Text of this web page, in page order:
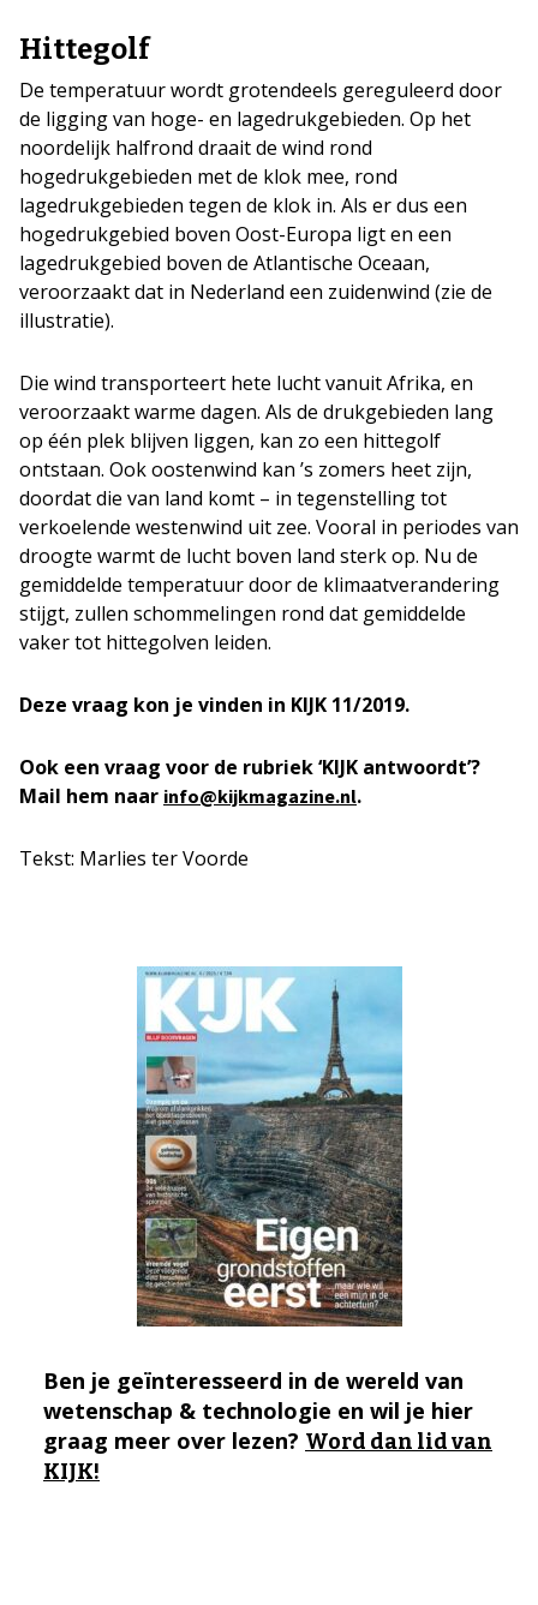
Hittegolf
De temperatuur wordt grotendeels gereguleerd door
de ligging van hoge- en lagedrukgebieden. Op het
noordelijk halfrond draait de wind rond
hogedrukgebieden met de klok mee, rond
lagedrukgebieden tegen de klok in. Als er dus een
hogedrukgebied boven Oost-Europa ligt en een
lagedrukgebied boven de Atlantische Oceaan,
veroorzaakt dat in Nederland een zuidenwind (zie de
illustratie).
Die wind transporteert hete lucht vanuit Afrika, en
veroorzaakt warme dagen. Als de drukgebieden lang
op één plek blijven liggen, kan zo een hittegolf
ontstaan. Ook oostenwind kan ’s zomers heet zijn,
doordat die van land komt – in tegenstelling tot
verkoelende westenwind uit zee. Vooral in periodes van
droogte warmt de lucht boven land sterk op. Nu de
gemiddelde temperatuur door de klimaatverandering
stijgt, zullen schommelingen rond dat gemiddelde
vaker tot hittegolven leiden.
Deze vraag kon je vinden in KIJK 11/2019.
Ook een vraag voor de rubriek ‘KIJK antwoordt’?
Mail hem naar info@kijkmagazine.nl.
Tekst: Marlies ter Voorde
Ben je geïnteresseerd in de wereld van
wetenschap & technologie en wil je hier
graag meer over lezen? Word dan lid van
KIJK!